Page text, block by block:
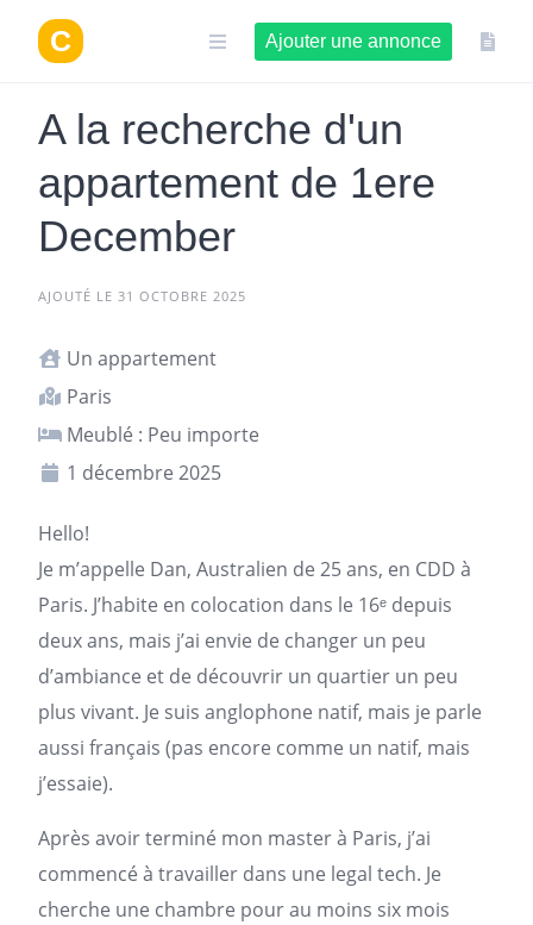
contenu
Ajouter une annonce
A la recherche d'un
appartement de 1ere
December
AJOUTÉ LE 31 OCTOBRE 2025
Un appartement
Paris
Meublé : Peu importe
1 décembre 2025
Hello!
Je m’appelle Dan, Australien de 25 ans, en CDD à
Paris. J’habite en colocation dans le 16ᵉ depuis
deux ans, mais j’ai envie de changer un peu
d’ambiance et de découvrir un quartier un peu
plus vivant. Je suis anglophone natif, mais je parle
aussi français (pas encore comme un natif, mais
j’essaie).
Après avoir terminé mon master à Paris, j’ai
commencé à travailler dans une legal tech. Je
cherche une chambre pour au moins six mois